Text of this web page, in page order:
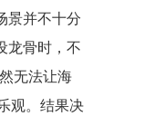
景并不十分
龙骨时，不
无法让海
观。结果决